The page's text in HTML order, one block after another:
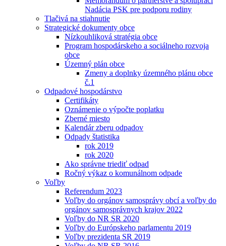
Nadácia PSK pre podporu rodiny
Tlačivá na stiahnutie
Strategické dokumenty obce
Nízkouhliková stratégia obce
Program hospodárskeho a sociálneho rozvoja
obce
Územný plán obce
Zmeny a doplnky územného plánu obce
č.1
Odpadové hospodárstvo
Certifikáty
Oznámenie o výpočte poplatku
Zberné miesto
Kalendár zberu odpadov
Odpady štatistika
rok 2019
rok 2020
Ako správne triediť odpad
Ročný výkaz o komunálnom odpade
Voľby
Referendum 2023
Voľby do orgánov samosprávy obcí a voľby do
orgánov samosprávnych krajov 2022
Voľby do NR SR 2020
Voľby do Európskeho parlamentu 2019
Voľby prezidenta SR 2019